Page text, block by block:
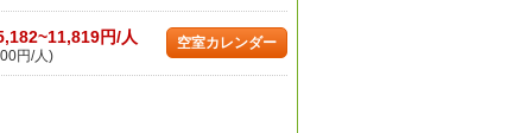
円/人
円/人)
空室カレンダー